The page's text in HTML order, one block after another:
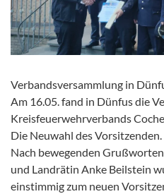
Verbandsversammlung in
Am 16.05. fand in Dünfus die
Kreisfeuerwehrverbands
Die Neuwahl des Vorsitzenden.
Nach bewegenden
und Landrätin Anke Beilstein
einstimmig zum neuen